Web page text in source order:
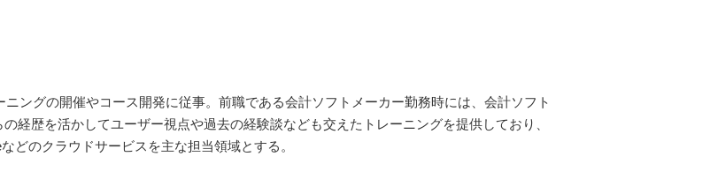
ングの開催やコース開発に従事。前職である会計ソフトメーカー勤務時には、会計ソフト
経歴を活かしてユーザー視点や過去の経験談なども交えたトレーニングを提供しており、
どのクラウドサービスを主な担当領域とする。